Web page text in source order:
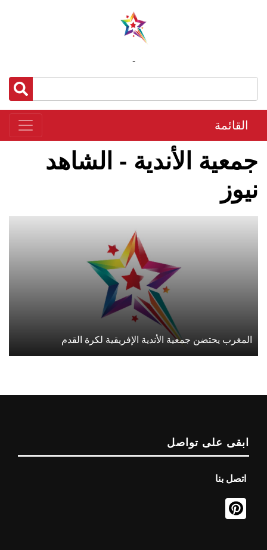
-
القائمة
جمعية الأندية - الشاهد
نيوز
المغرب يحتضن جمعية الأندية الإفريقية لكرة القدم
ابقى على تواصل
اتصل بنا